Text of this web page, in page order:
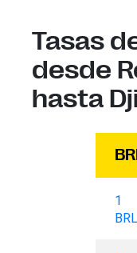
Tasas
desde
hasta
1
BRL